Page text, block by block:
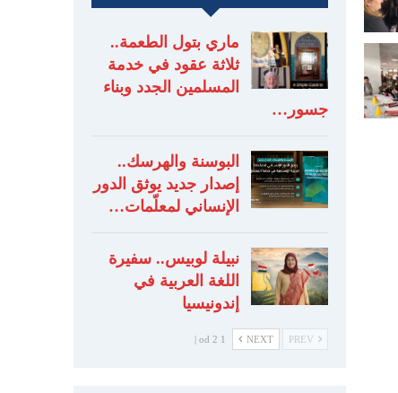
ماري بتول الطعمة..
ثلاثة عقود في خدمة
المسلمين الجدد وبناء
جسور…
البوسنة والهرسك..
إصدار جديد يوثق الدور
الإنساني لمعلّمات…
نبيلة لوبيس.. سفيرة
اللغة العربية في
إندونيسيا
NEXT
1 od 2 |